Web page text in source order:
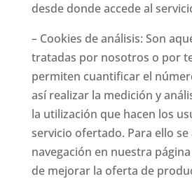
desde donde accede al
– Cookies de análisis: Son
tratadas por nosotros o por
permiten cuantificar el
así realizar la medición y
la utilización que hacen los
servicio ofertado. Para ello se
navegación en nuestra
de mejorar la oferta de